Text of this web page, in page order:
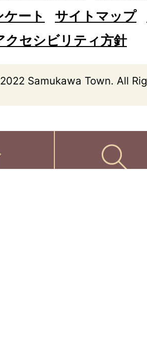
ート
サイトマップ
クセシビリティ方針
Samukawa Town. All